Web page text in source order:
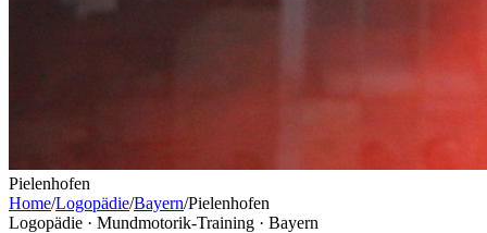
Pielenhofen
Home/Logopädie/Bayern/Pielenhofen
Logopädie · Mundmotorik-Training · Bayern